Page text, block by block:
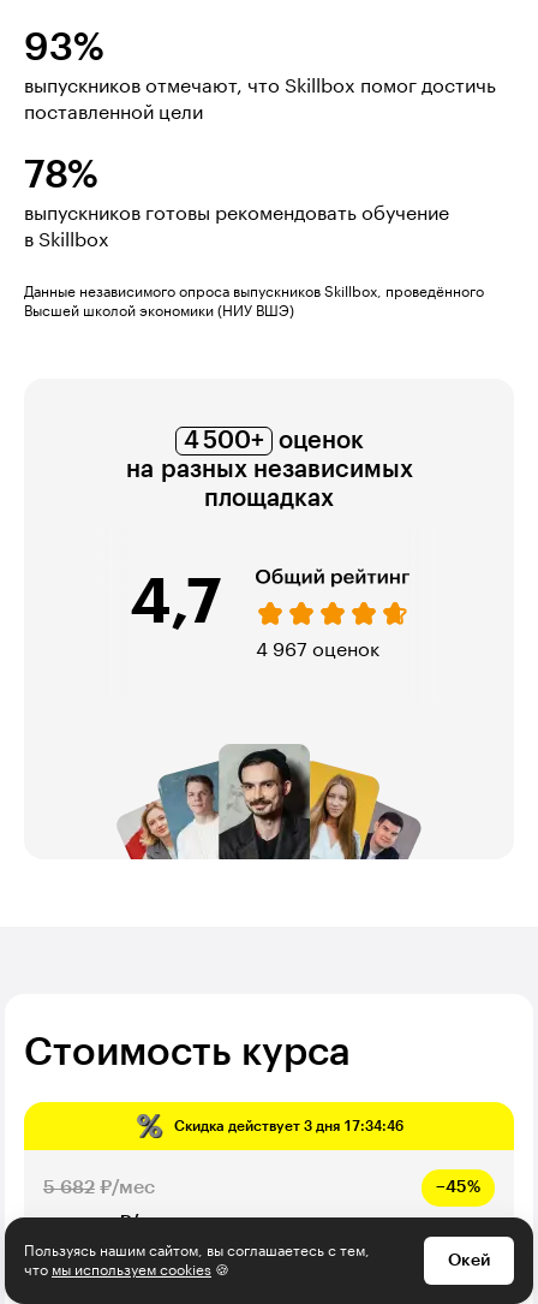
93%
выпускников отмечают, что Skillbox помог достичь
поставленной цели
78%
выпускников готовы рекомендовать обучение
в Skillbox
Данные независимого опроса выпускников Skillbox, проведённого
Высшей школой экономики (НИУ ВШЭ)
4 500+ оценок
на разных независимых
площадках
4,7
974 оценки
Стоимость курса
Скидка действует 3 дня 17:34:45
5 682 ₽/мес −45%
₽/мес
В рассрочку на 12 месяцев
Пользуясь нашим сайтом, вы соглашаетесь с тем,
что мы используем cookies 🍪
Окей